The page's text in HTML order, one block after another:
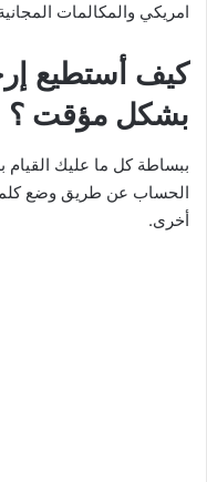
امريكي والمكالمات
كيف أستطيع
بشكل مؤقت ؟
ببساطة كل ما عليك القيام
الحساب عن طريق وضع
أخرى.